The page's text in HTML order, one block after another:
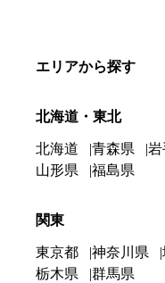
エリアから探す
北海道・東北
北海道 青森県 岩
山形県
福島県
関東
東京都 神奈川県
栃木県
群馬県